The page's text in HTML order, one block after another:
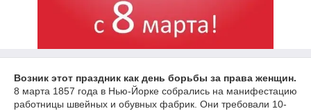
Возник этот праздник как день борьбы за права женщин.
8 марта 1857 года в Нью-Йорке собрались на манифестацию
работницы швейных и обувных фабрик. Они требовали 10-